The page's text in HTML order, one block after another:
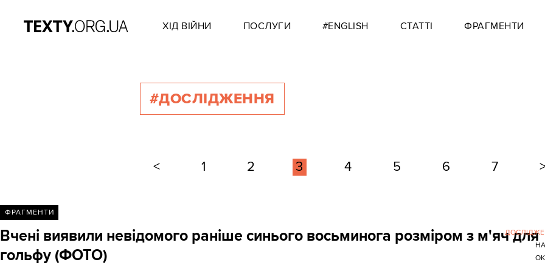
ХІД ВІЙНИ ПОСЛУГИ #ENGLISH СТАТТІ ФРАГМЕНТИ
#ДОСЛІДЖЕННЯ
< 1 2 3 4 5 6 7
ФРАГМЕНТИ
Вчені виявили невідомого раніше синього восьминога розміром з м'яч для
гольфу (ФОТО)